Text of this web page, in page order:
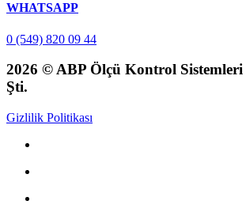
WHATSAPP
0 (549) 820 09 44
2026 © ABP Ölçü Kontrol
Şti.
Gizlilik Politikası